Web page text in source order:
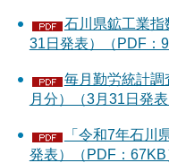
石川県鉱工業指
31日発表）（PDF：
毎月勤労統計調
月分）（3月31日発
「令和7年石川
発表）（PDF：67KB